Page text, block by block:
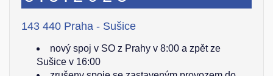
143 440 Praha - Sušice
nový spoj v SO z Prahy v 8:00 a zpět ze
Sušice v 16:00